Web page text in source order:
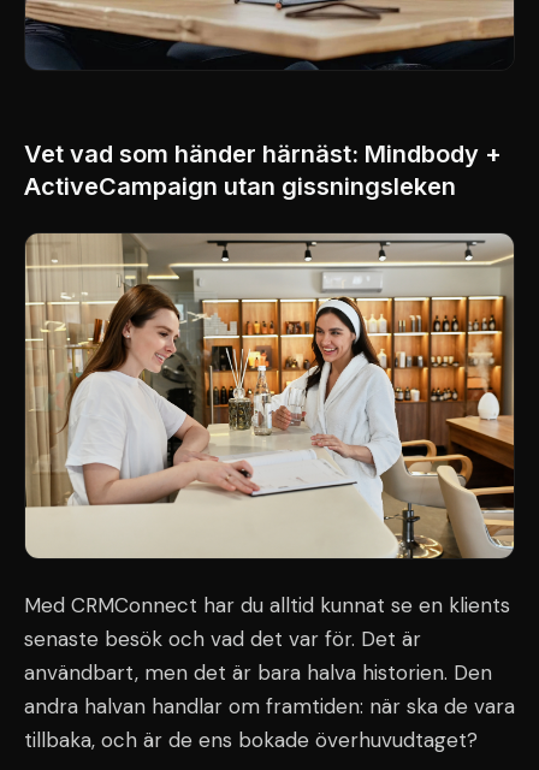
Vet vad som händer härnäst: Mindbody +
ActiveCampaign utan gissningsleken
Med CRMConnect har du alltid kunnat se en klients
senaste besök och vad det var för. Det är
användbart, men det är bara halva historien. Den
andra halvan handlar om framtiden: när ska de vara
tillbaka, och är de ens bokade överhuvudtaget?